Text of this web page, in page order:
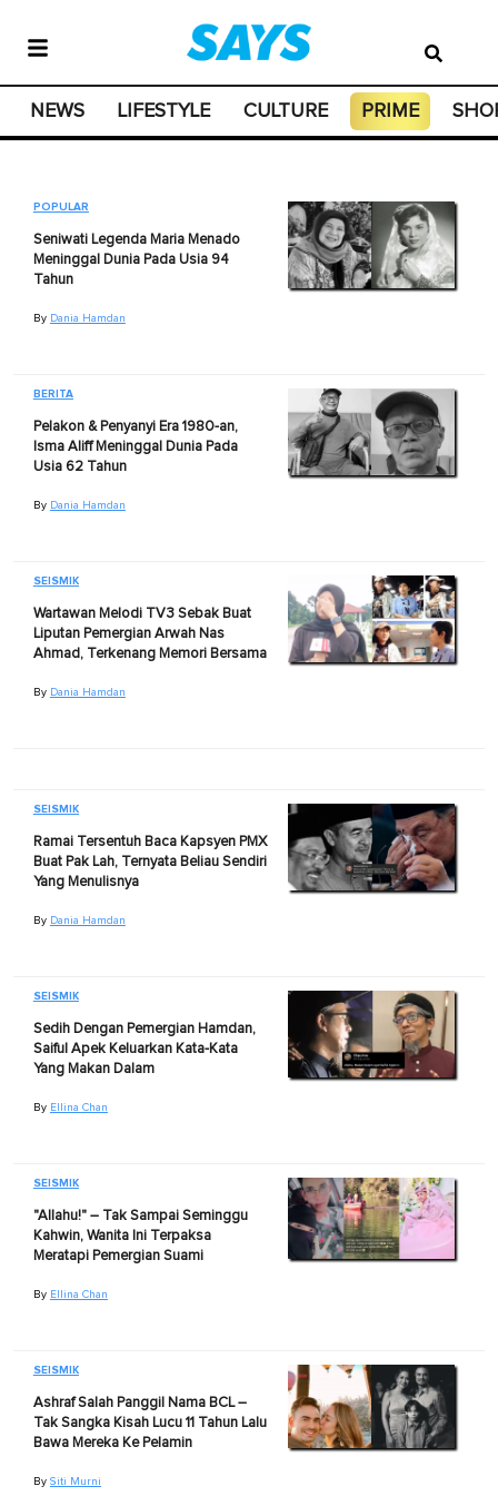
NEWS LIFESTYLE CULTURE PRIME
POPULAR
Seniwati Legenda Maria Menado
Meninggal Dunia Pada Usia 94
Tahun
By Dania Hamdan
BERITA
Pelakon & Penyanyi Era 1980-an,
Isma Aliff Meninggal Dunia Pada
Usia 62 Tahun
By Dania Hamdan
SEISMIK
Wartawan Melodi TV3 Sebak Buat
Liputan Pemergian Arwah Nas
Ahmad, Terkenang Memori Bersama
By Dania Hamdan
SEISMIK
Ramai Tersentuh Baca Kapsyen PMX
Buat Pak Lah, Ternyata Beliau Sendiri
Yang Menulisnya
By Dania Hamdan
SEISMIK
Sedih Dengan Pemergian Hamdan,
Saiful Apek Keluarkan Kata-Kata
Yang Makan Dalam
By Ellina Chan
SEISMIK
"Allahu!" – Tak Sampai Seminggu
Kahwin, Wanita Ini Terpaksa
Meratapi Pemergian Suami
By Ellina Chan
SEISMIK
Ashraf Salah Panggil Nama BCL –
Tak Sangka Kisah Lucu 11 Tahun Lalu
Bawa Mereka Ke Pelamin
By Siti Murni